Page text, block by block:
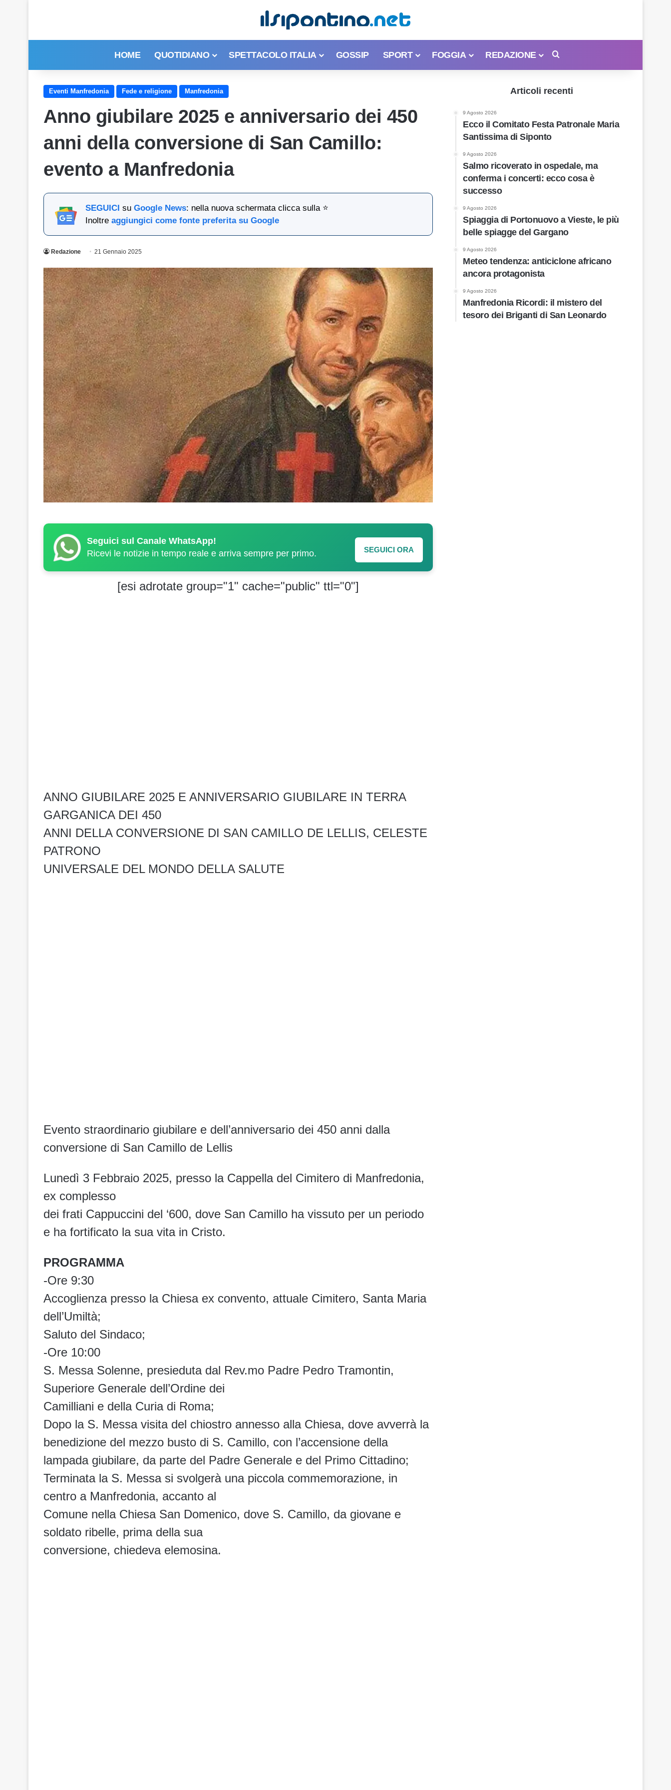
HOME QUOTIDIANO SPETTACOLO ITALIA GOSSIP SPORT FOGGIA REDAZIONE
Eventi Manfredonia Fede e religione Manfredonia
Anno giubilare 2025 e anniversario dei 450
anni della conversione di San Camillo:
evento a Manfredonia
SEGUICI su Google News: nella nuova schermata clicca sulla ⭐
Inoltre aggiungici come fonte preferita su Google
Redazione 21 Gennaio 2025
Seguici sul Canale WhatsApp!
Ricevi le notizie in tempo reale e arriva sempre per primo.
SEGUICI ORA
[esi adrotate group="1" cache="public" ttl="0"]
ANNO GIUBILARE 2025 E ANNIVERSARIO GIUBILARE IN TERRA
GARGANICA DEI 450
ANNI DELLA CONVERSIONE DI SAN CAMILLO DE LELLIS, CELESTE
PATRONO
UNIVERSALE DEL MONDO DELLA SALUTE
Evento straordinario giubilare e dell’anniversario dei 450 anni dalla
conversione di San Camillo de Lellis
Lunedì 3 Febbraio 2025, presso la Cappella del Cimitero di Manfredonia,
ex complesso
dei frati Cappuccini del ‘600, dove San Camillo ha vissuto per un periodo
e ha fortificato la sua vita in Cristo.
PROGRAMMA
-Ore 9:30
Accoglienza presso la Chiesa ex convento, attuale Cimitero, Santa Maria
dell’Umiltà;
Saluto del Sindaco;
-Ore 10:00
S. Messa Solenne, presieduta dal Rev.mo Padre Pedro Tramontin,
Superiore Generale dell’Ordine dei
Camilliani e della Curia di Roma;
Dopo la S. Messa visita del chiostro annesso alla Chiesa, dove avverrà la
benedizione del mezzo busto di S. Camillo, con l’accensione della
lampada giubilare, da parte del Padre Generale e del Primo Cittadino;
Terminata la S. Messa si svolgerà una piccola commemorazione, in
centro a Manfredonia, accanto al
Comune nella Chiesa San Domenico, dove S. Camillo, da giovane e
soldato ribelle, prima della sua
conversione, chiedeva elemosina.
Articoli recenti
9 Agosto 2026
Ecco il Comitato Festa Patronale Maria
Santissima di Siponto
9 Agosto 2026
Salmo ricoverato in ospedale, ma
conferma i concerti: ecco cosa è
successo
9 Agosto 2026
Spiaggia di Portonuovo a Vieste, le più
belle spiagge del Gargano
9 Agosto 2026
Meteo tendenza: anticiclone africano
ancora protagonista
9 Agosto 2026
Manfredonia Ricordi: il mistero del
tesoro dei Briganti di San Leonardo